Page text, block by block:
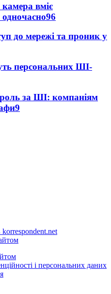
вміє
96
до мережі та проник у
персональних ШІ-
за ШІ: компаніям
9
korrespondent.net
і персональних даних